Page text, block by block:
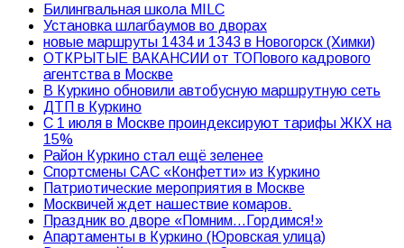
Билингвальная школа MILC
Установка шлагбаумов во дворах
новые маршруты 1434 и 1343 в Новогорск (Химки)
ОТКРЫТЫЕ ВАКАНСИИ от ТОПового кадрового
агентства в Москве
В Куркино обновили автобусную маршрутную сеть
ДТП в Куркино
С 1 июля в Москве проиндексируют тарифы ЖКХ на
15%
Район Куркино стал ещё зеленее
Спортсмены САС «Конфетти» из Куркино
Патриотические мероприятия в Москве
Москвичей ждет нашествие комаров.
Праздник во дворе «Помним…Гордимся!»
Апартаменты в Куркино (Юровская улица)